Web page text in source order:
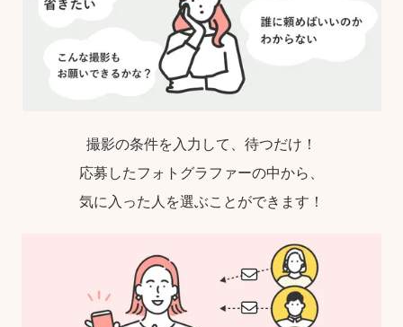
撮影の条件を入力して、待つだけ！
応募したフォトグラファーの中から、
気に入った人を選ぶことができます！